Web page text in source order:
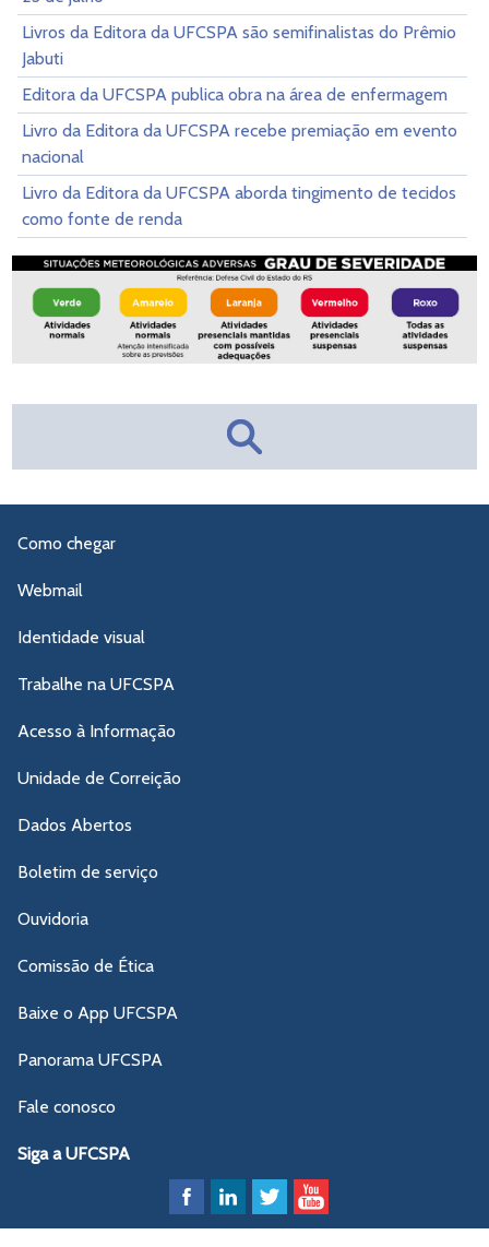
Livros da Editora da UFCSPA são semifinalistas do Prêmio
Jabuti
Editora da UFCSPA publica obra na área de enfermagem
Livro da Editora da UFCSPA recebe premiação em evento
nacional
Livro da Editora da UFCSPA aborda tingimento de tecidos
como fonte de renda
Como chegar
Webmail
Identidade visual
Trabalhe na UFCSPA
Acesso à Informação
Unidade de Correição
Dados Abertos
Boletim de serviço
Ouvidoria
Comissão de Ética
Baixe o App UFCSPA
Panorama UFCSPA
Fale conosco
Siga a UFCSPA